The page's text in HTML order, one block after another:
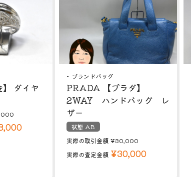
ダイヤ
ブランドバッグ
PRADA 【プラダ】
2WAY ハンドバッグ レ
ザー
状態 AB
実際の取引金額 ¥30,000
実際の査定金額 ¥30,000